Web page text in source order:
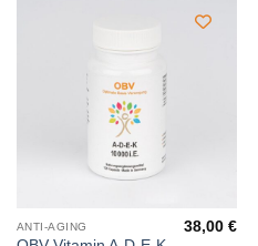
ANTI-AGING 38,00€